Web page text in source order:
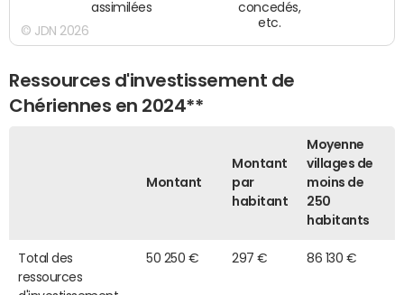
assimilées
concedés,
etc.
© JDN 2026
Ressources d'investissement de
Chériennes en 2024**
Montant
Montant
par
habitant
Moyenne
villages de
moins de
250
habitants
Total des
ressources
50 250 € 297 € 86 130 €